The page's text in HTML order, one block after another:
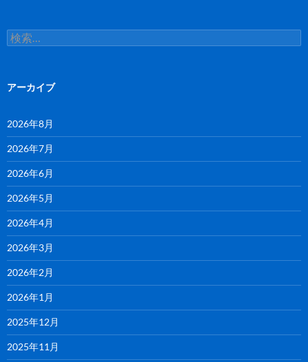
検
索:
アーカイブ
2026年8月
2026年7月
2026年6月
2026年5月
2026年4月
2026年3月
2026年2月
2026年1月
2025年12月
2025年11月